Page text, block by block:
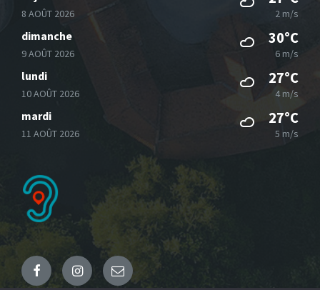
8 AOÛT 2026 2 m/s
dimanche
9 AOÛT 2026
30°C
6 m/s
lundi
10 AOÛT 2026
27°C
4 m/s
mardi
11 AOÛT 2026
27°C
5 m/s
FacebookInstagramEmail